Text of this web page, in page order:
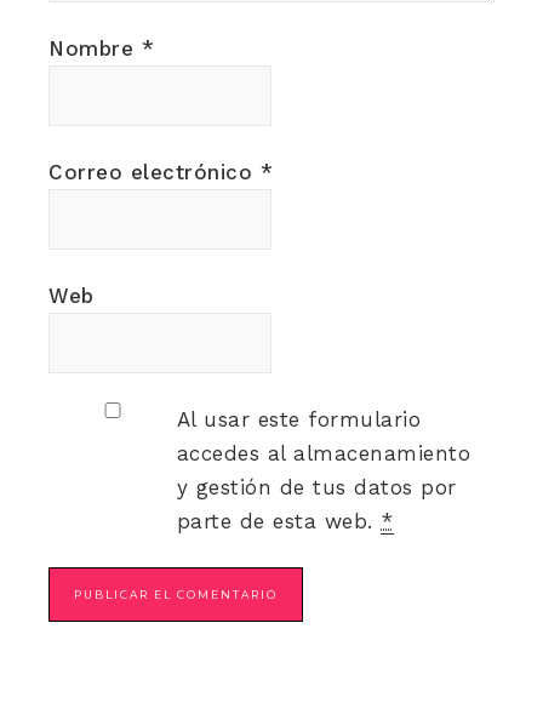
Nombre *
Correo electrónico *
Web
Al usar este formulario
accedes al almacenamiento
y gestión de tus datos por
parte de esta web. *